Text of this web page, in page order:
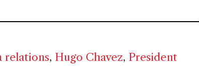
relations, Hugo Chavez, President